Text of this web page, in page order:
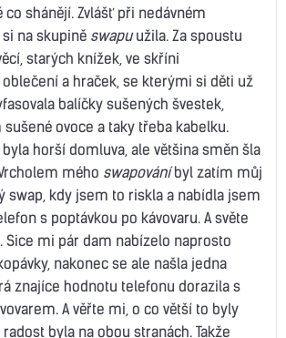
co shánějí. Zvlášť při nedávném
na skupině swapuužila. Za spoustu
starých knížek, ve skříni
a hraček, se kterými si děti už
balíčky sušených švestek,
ovoce a taky třeba kabelku.
horší domluva, ale většina směn šla
mého swapováníbyl zatím můj
swap, kdy jsem to riskla a nabídla jsem
s poptávkou po kávovaru. A světe
Sice mi pár dam nabízelo naprosto
nakonec se ale našla jedna
znajíce hodnotu telefonu dorazila s
A věřte mi, o co větší to byly
byla na obou stranách. Takže